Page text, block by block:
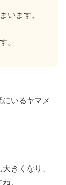
います。
。
いるヤマメ
きくなり、
。